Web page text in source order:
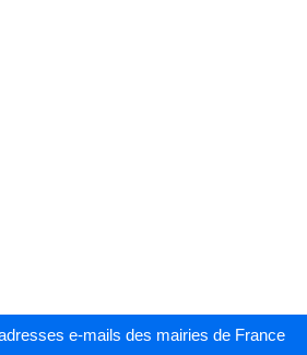
e-mails des mairies de France